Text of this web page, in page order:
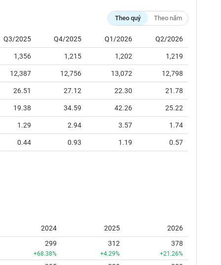
Theo quý Theo năm
Q3/2025 Q4/2025 Q1/2026 Q2/2026
1,356 1,215 1,202 1,219
12,387 12,756 13,072 12,798
26.51 27.12 22.30 21.78
19.38 34.59 42.26 25.22
1.29 2.94 3.57 1.74
0.44 0.93 1.19 0.57
2024 2025
2026
299
+68.38%
312
+4.29%
378
+21.26%